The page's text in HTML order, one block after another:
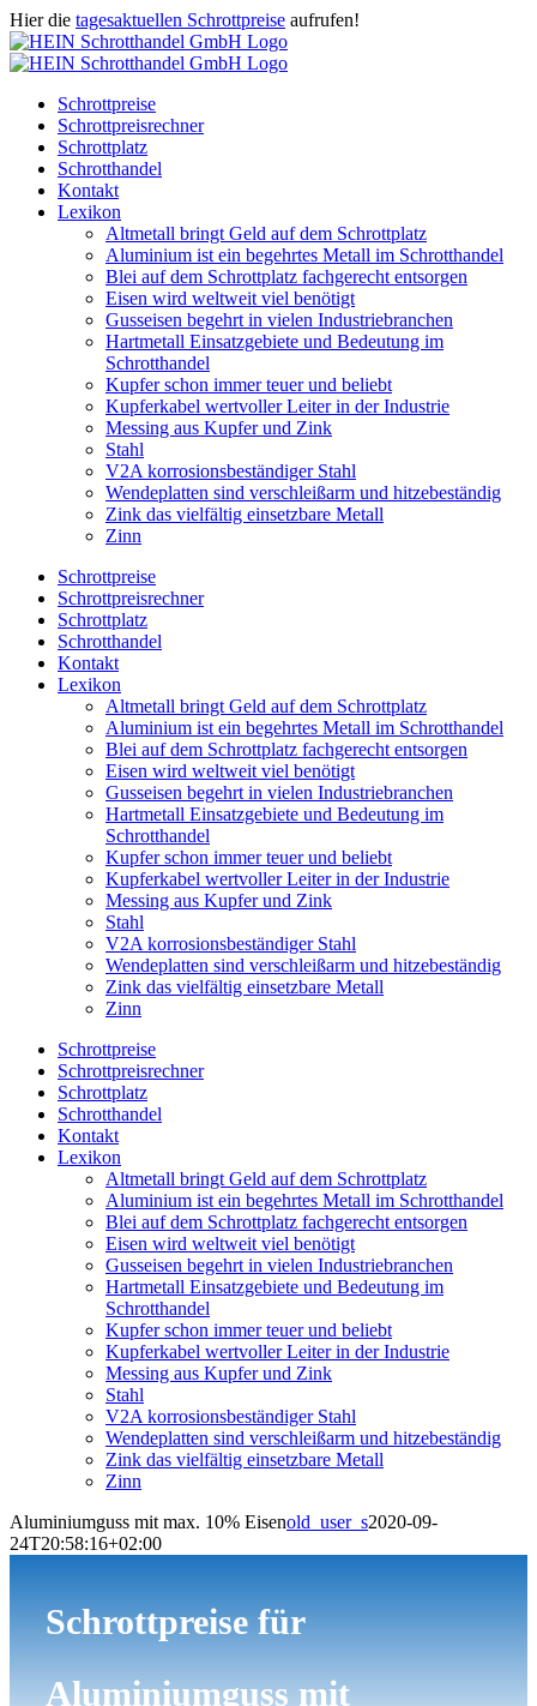
Zum
Inhalt
springen
Hier die tagesaktuellen Schrottpreise aufrufen!
Facebook
Instagram
WhatsApp
Twitter
E-
Mail
Schrottpreise
Schrottpreisrechner
Schrottplatz
Schrotthandel
Kontakt
Lexikon
Altmetall bringt Geld auf dem Schrottplatz
Aluminium ist ein begehrtes Metall im Schrotthandel
Blei auf dem Schrottplatz fachgerecht entsorgen
Eisen wird weltweit viel benötigt
Gusseisen begehrt in vielen Industriebranchen
Hartmetall Einsatzgebiete und Bedeutung im
Schrotthandel
Kupfer schon immer teuer und beliebt
Kupferkabel wertvoller Leiter in der Industrie
Messing aus Kupfer und Zink
Stahl
V2A korrosionsbeständiger Stahl
Wendeplatten sind verschleißarm und hitzebeständig
Zink das vielfältig einsetzbare Metall
Zinn
Schrottpreise
Schrottpreisrechner
Schrottplatz
Schrotthandel
Kontakt
Lexikon
Altmetall bringt Geld auf dem Schrottplatz
Aluminium ist ein begehrtes Metall im Schrotthandel
Blei auf dem Schrottplatz fachgerecht entsorgen
Eisen wird weltweit viel benötigt
Gusseisen begehrt in vielen Industriebranchen
Hartmetall Einsatzgebiete und Bedeutung im
Schrotthandel
Kupfer schon immer teuer und beliebt
Kupferkabel wertvoller Leiter in der Industrie
Messing aus Kupfer und Zink
Stahl
V2A korrosionsbeständiger Stahl
Wendeplatten sind verschleißarm und hitzebeständig
Zink das vielfältig einsetzbare Metall
Zinn
Schrottpreise
Schrottpreisrechner
Schrottplatz
Schrotthandel
Kontakt
Lexikon
Altmetall bringt Geld auf dem Schrottplatz
Aluminium ist ein begehrtes Metall im Schrotthandel
Blei auf dem Schrottplatz fachgerecht entsorgen
Eisen wird weltweit viel benötigt
Gusseisen begehrt in vielen Industriebranchen
Hartmetall Einsatzgebiete und Bedeutung im
Schrotthandel
Kupfer schon immer teuer und beliebt
Kupferkabel wertvoller Leiter in der Industrie
Messing aus Kupfer und Zink
Stahl
V2A korrosionsbeständiger Stahl
Wendeplatten sind verschleißarm und hitzebeständig
Zink das vielfältig einsetzbare Metall
Zinn
Aluminiumguss mit max. 10% Eisenold_user_s2020-09-
24T20:58:16+02:00
Schrottpreise für
Aluminiumguss mit